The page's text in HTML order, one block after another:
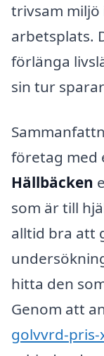
trivsam
arbetsplats.
förlänga
sin tur
företag med
Hällbäcken
som är till
alltid bra att
hitta den
Genom att
golvvrd-pris-